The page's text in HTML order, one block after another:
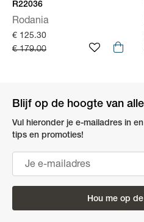
R22036
Rodania
€ 179.00
€ 125.30
Blijf op de hoogte van
Vul hieronder je e-mailadres in
tips en promoties!
Hou me op